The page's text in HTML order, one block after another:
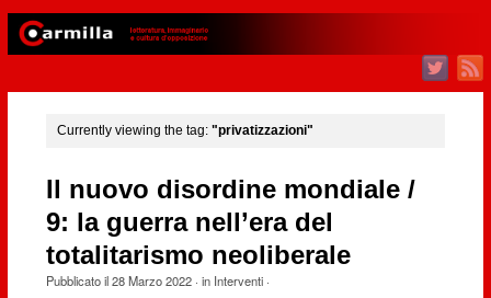
Currently viewing the tag: "privatizzazioni"
Il nuovo disordine mondiale /
9: la guerra nell’era del
totalitarismo neoliberale
Pubblicato il28 Marzo 2022· in Interventi·